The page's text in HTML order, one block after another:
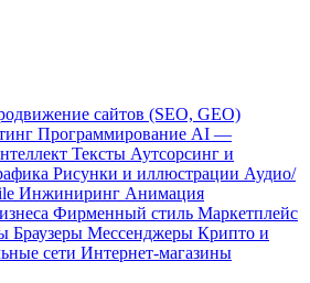
сайтов (SEO, GEO)
Программирование AI —
Тексты Аутсорсинг и
Рисунки и иллюстрации Аудио/
Инжиниринг Анимация
Фирменный стиль Маркетплейс
Браузеры Мессенджеры Крипто и
сети Интернет-магазины